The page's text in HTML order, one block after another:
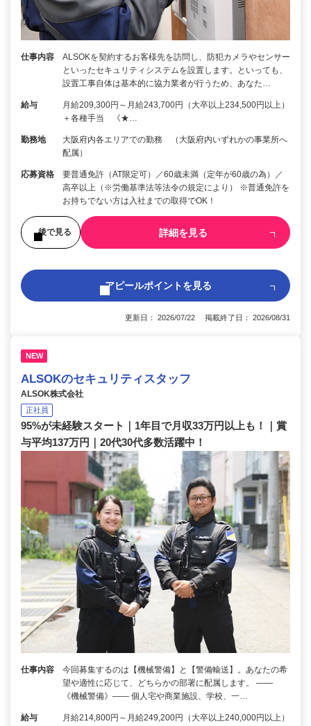
仕事内容
ALSOKを契約するお客様先を訪問し、防犯カメラやセンサー
といったセキュリティシステムを設置します。といっても、
設置工事自体は基本的に協力業者が行うため、あなた…
給与
月給209,300円～月給243,700円（大卒以上234,500円以上）
＋各種手当 《★…
勤務地
大阪府内各エリアでの勤務 （大阪府内いずれかの事業所へ
配属）
応募資格
要普通免許（AT限定可）／60歳未満（定年が60歳の為）／
高卒以上（※労働基準法等法令の規定により） ※普通免許を
お持ちでない方は入社までの取得でOK！
後で見る 詳細を見る
アピールポイントを見る
更新日： 2026/07/22 掲載終了日： 2026/08/31
NEW
ALSOKのセキュリティスタッフ
ALSOK株式会社
正社員
95%が未経験スタート｜1年目で月収33万円以上も！｜賞
与平均137万円｜20代30代多数活躍中！
仕事内容
今回募集するのは【機械警備】と【警備輸送】。あなたの希
望や適性に応じて、どちらかの部署に配属します。 ――
《機械警備》―― 個人宅や商業施設、学校、一…
給与
月給214,800円～月給249,200円（大卒以上240,000円以上）